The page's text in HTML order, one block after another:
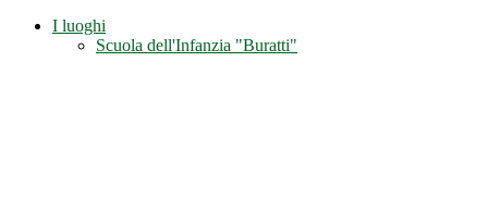
I luoghi
Scuola dell'Infanzia "Buratti"